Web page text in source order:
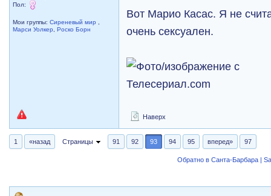
Пол:
Мои группы:Сиреневый мир
Марси Уолкер
,Роско Борн
Вот Марио Касас. Я не
очень сексуален.
Наверх
1 «назад Страницы 91 92 93 94 95 вперед» 97
Обратно в Санта-Барбара |